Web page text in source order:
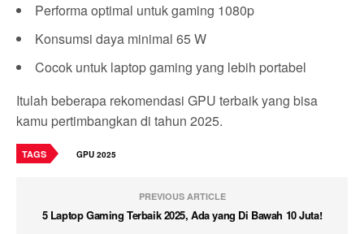
Performa optimal untuk gaming 1080p
Konsumsi daya minimal 65 W
Cocok untuk laptop gaming yang lebih portabel
Itulah beberapa rekomendasi GPU terbaik yang bisa
kamu pertimbangkan di tahun 2025.
TAGS GPU 2025
PREVIOUS ARTICLE
5 Laptop Gaming Terbaik 2025, Ada yang Di Bawah 10 Juta!